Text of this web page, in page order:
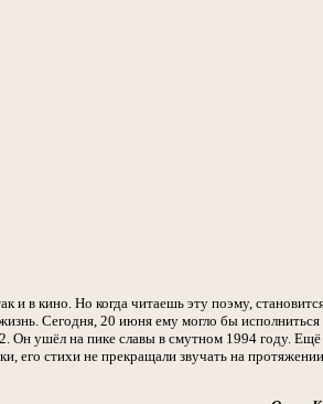
в кино. Но когда читаешь эту поэму,
Сегодня, 20 июня ему могло бы
Он ушёл на пике славы в смутном 1994 году.
его стихи не прекращали звучать на